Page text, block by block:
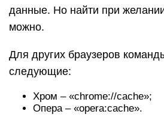
данные. Но найти при
можно.
Для других браузеров
следующие:
Хром – «chrome://cache»;
Опера – «opera:cache».